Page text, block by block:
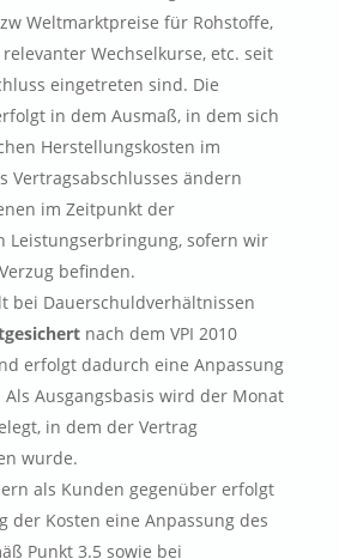
Weltmarktpreise für Rohstoffe,
Wechselkurse, etc. seit
eingetreten sind. Die
in dem Ausmaß, in dem sich
Herstellungskosten im
Vertragsabschlusses ändern
im Zeitpunkt der
Leistungserbringung, sofern wir
befinden.
bei Dauerschuldverhältnissen
nach dem VPI 2010
erfolgt dadurch eine Anpassung
Ausgangsbasis wird der Monat
in dem der Vertrag
wurde.
als Kunden gegenüber erfolgt
der Kosten eine Anpassung des
Punkt 3.5 sowie bei